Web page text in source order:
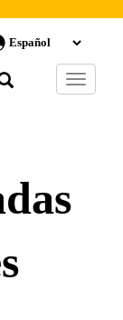
Barra
de